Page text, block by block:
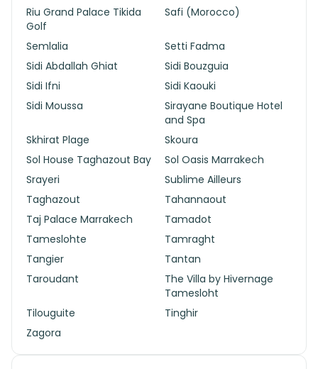
Riu Grand Palace Tikida
Golf
Safi (Morocco)
Semlalia
Setti Fadma
Sidi Abdallah Ghiat
Sidi Bouzguia
Sidi Ifni
Sidi Kaouki
Sidi Moussa
Sirayane Boutique Hotel
and Spa
Skhirat Plage
Skoura
Sol House Taghazout Bay
Sol Oasis Marrakech
Srayeri
Sublime Ailleurs
Taghazout
Tahannaout
Taj Palace Marrakech
Tamadot
Tameslohte
Tamraght
Tangier
Tantan
Taroudant
The Villa by Hivernage
Tamesloht
Tilouguite
Tinghir
Zagora